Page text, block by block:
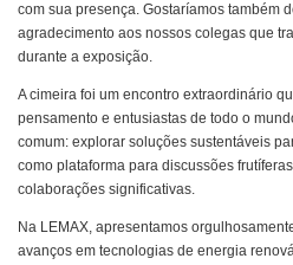
com sua presença. Gostaríamos também
agradecimento aos nossos colegas que
durante a exposição.
A cimeira foi um encontro extraordinário
pensamento e entusiastas de todo o
comum: explorar soluções sustentáveis
como plataforma para discussões
colaborações significativas.
Na LEMAX, apresentamos
avanços em tecnologias de energia